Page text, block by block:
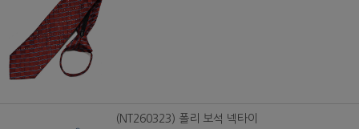
(NT260323) 폴리 보석 넥타이